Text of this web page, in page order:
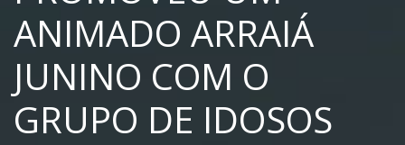
ANIMADO ARRAIÁ
JUNINO COM O
GRUPO DE IDOSOS